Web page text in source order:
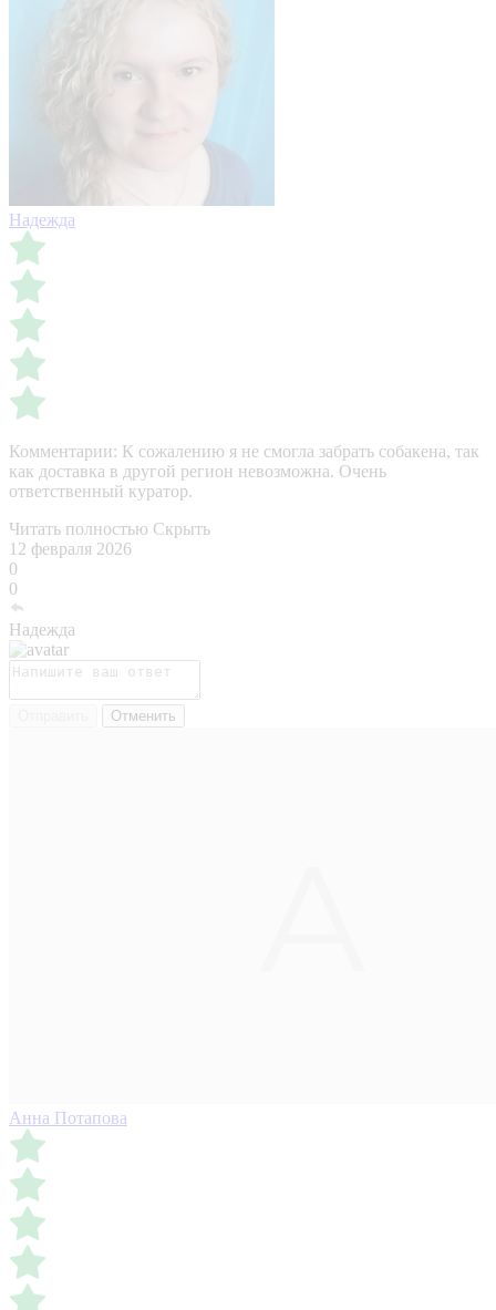
Надежда
Комментарии: К сожалению я не смогла забрать собакена, так
как доставка в другой регион невозможна. Очень
ответственный куратор.
Читать полностью Скрыть
12 февраля 2026
0
0
Надежда
Отменить
Анна Потапова